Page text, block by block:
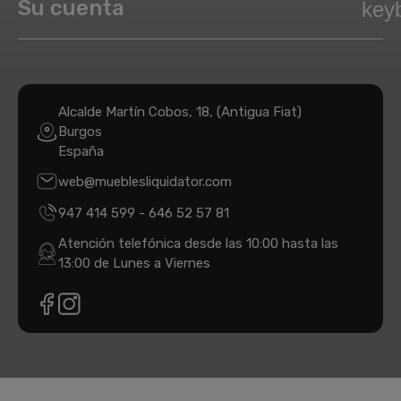
Su cuenta
Alcalde Martín Cobos, 18, (Antigua Fiat)
Burgos
España
web@mueblesliquidator.com
947 414 599 - 646 52 57 81
Atención telefónica desde las 10:00 hasta las
13:00 de Lunes a Viernes